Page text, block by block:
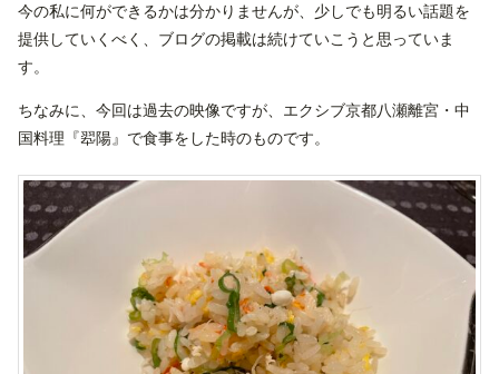
今の私に何ができるかは分かりませんが、少しでも明るい話題を
提供していくべく、ブログの掲載は続けていこうと思っていま
す。
ちなみに、今回は過去の映像ですが、エクシブ京都八瀬離宮・中
国料理『翆陽』で食事をした時のものです。